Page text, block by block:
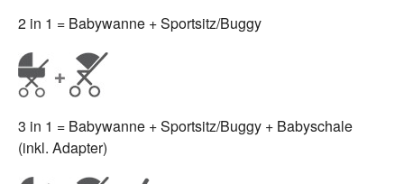
2 in 1 = Babywanne + Sportsitz/Buggy
3 in 1 = Babywanne + Sportsitz/Buggy + Babyschale
(inkl. Adapter)